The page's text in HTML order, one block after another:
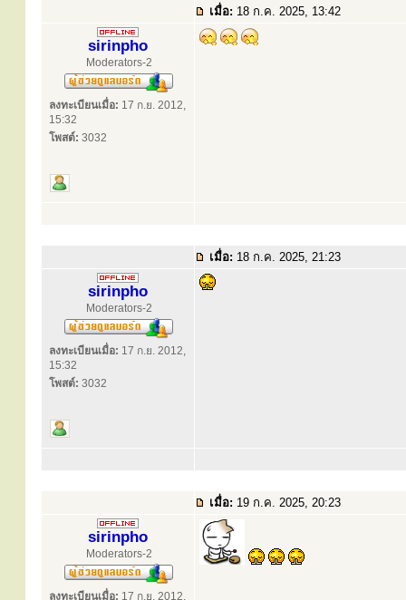
เมื่อ: 18 ก.ค. 2025, 13:42
sirinpho
Moderators-2
ลงทะเบียนเมื่อ: 17 ก.ย. 2012,
15:32
โพสต์: 3032
เมื่อ: 18 ก.ค. 2025, 21:23
sirinpho
Moderators-2
ลงทะเบียนเมื่อ: 17 ก.ย. 2012,
15:32
โพสต์: 3032
เมื่อ: 19 ก.ค. 2025, 20:23
sirinpho
Moderators-2
ลงทะเบียนเมื่อ: 17 ก.ย. 2012,